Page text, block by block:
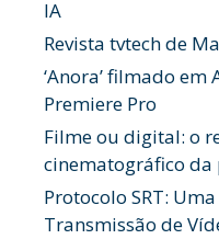
IA
Revista tvtech de
‘Anora’ filmado em
Premiere Pro
Filme ou digital: o
cinematográfico da
Protocolo SRT:
Transmissão de